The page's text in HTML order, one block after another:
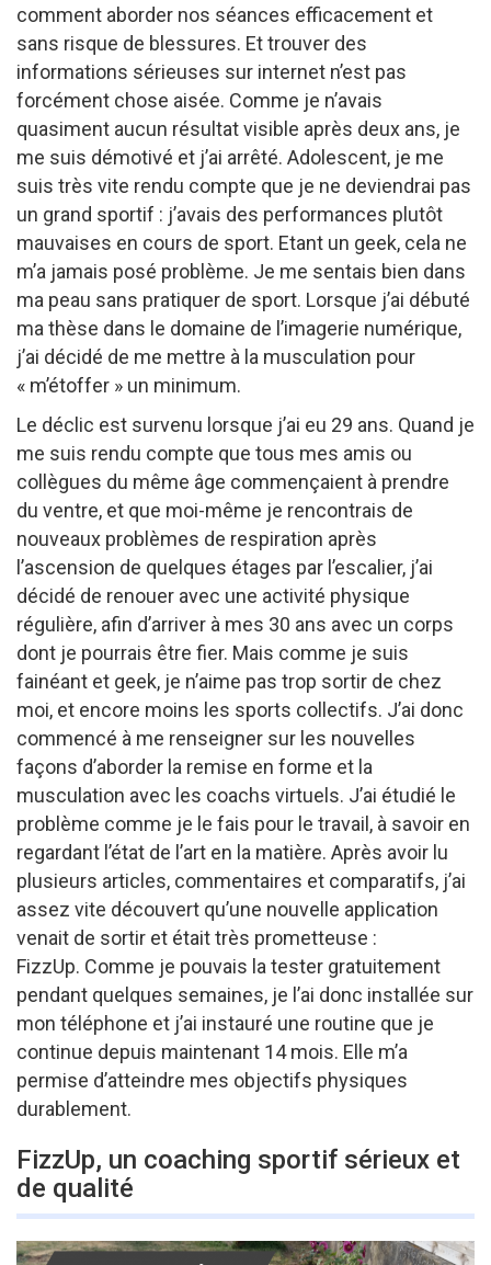
comment aborder nos séances efficacement et
sans risque de blessures. Et trouver des
informations sérieuses sur internet n’est pas
forcément chose aisée. Comme je n’avais
quasiment aucun résultat visible après deux ans, je
me suis démotivé et j’ai arrêté. Adolescent, je me
suis très vite rendu compte que je ne deviendrai pas
un grand sportif : j’avais des performances plutôt
mauvaises en cours de sport. Etant un geek, cela ne
m’a jamais posé problème. Je me sentais bien dans
ma peau sans pratiquer de sport. Lorsque j’ai débuté
ma thèse dans le domaine de l’imagerie numérique,
j’ai décidé de me mettre à la musculation pour
« m’étoffer » un minimum.
Le déclic est survenu lorsque j’ai eu 29 ans. Quand je
me suis rendu compte que tous mes amis ou
collègues du même âge commençaient à prendre
du ventre, et que moi-même je rencontrais de
nouveaux problèmes de respiration après
l’ascension de quelques étages par l’escalier, j’ai
décidé de renouer avec une activité physique
régulière, afin d’arriver à mes 30 ans avec un corps
dont je pourrais être fier. Mais comme je suis
fainéant et geek, je n’aime pas trop sortir de chez
moi, et encore moins les sports collectifs. J’ai donc
commencé à me renseigner sur les nouvelles
façons d’aborder la remise en forme et la
musculation avec les coachs virtuels. J’ai étudié le
problème comme je le fais pour le travail, à savoir en
regardant l’état de l’art en la matière. Après avoir lu
plusieurs articles, commentaires et comparatifs, j’ai
assez vite découvert qu’une nouvelle application
venait de sortir et était très prometteuse :
FizzUp. Comme je pouvais la tester gratuitement
pendant quelques semaines, je l’ai donc installée sur
mon téléphone et j’ai instauré une routine que je
continue depuis maintenant 14 mois. Elle m’a
permise d’atteindre mes objectifs physiques
durablement.
FizzUp, un coaching sportif sérieux et
de qualité